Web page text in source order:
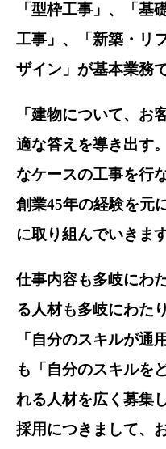
「型枠工事」、「基
工事」、「新築・リ
ザイン」が基本業務で
「建物について、お
適な答えを導き出す
なケースの工事を行
創業45年の経験を元
に取り組んでいきます
仕事内容も多岐にわ
る人材も多岐にわた
「自分のスキルが通
も「自分のスキルを
れる人材を広く募集
採用につきまして、